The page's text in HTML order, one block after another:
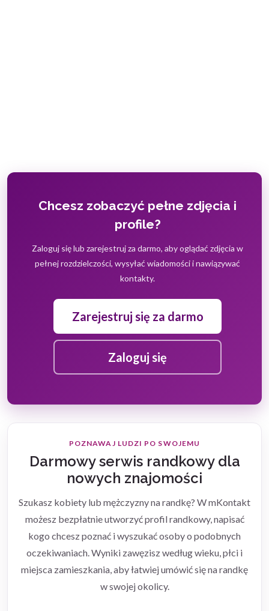
Chcesz zobaczyć pełne zdjęcia i
profile?
Zaloguj się lub zarejestruj za darmo, aby oglądać zdjęcia w
pełnej rozdzielczości, wysyłać wiadomości i nawiązywać
kontakty.
Zarejestruj się za darmo
Zaloguj się
POZNAWAJ LUDZI PO SWOJEMU
Darmowy serwis randkowy dla
nowych znajomości
Szukasz kobiety lub mężczyzny na randkę? W mKontakt
możesz bezpłatnie utworzyć profil randkowy, napisać
kogo chcesz poznać i wyszukać osoby o podobnych
oczekiwaniach. Wyniki zawęzisz według wieku, płci i
miejsca zamieszkania, aby łatwiej umówić się na randkę
w swojej okolicy.